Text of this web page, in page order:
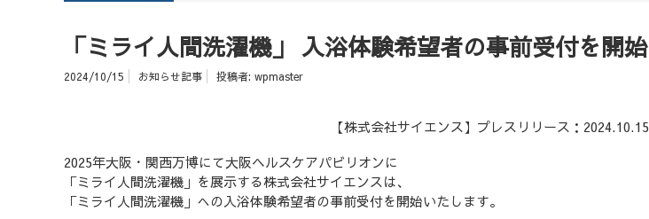
「ミライ人間洗濯機」 入浴体験希望者の事前受付を開始
2024/10/15 お知らせ記事 投稿者: wpmaster
【株式会社サイエンス】プレスリリース：2024.10.15
2025年大阪・関西万博にて大阪ヘルスケアパビリオンに
「ミライ人間洗濯機」を展示する株式会社サイエンスは、
「ミライ人間洗濯機」への入浴体験希望者の事前受付を開始いたします。